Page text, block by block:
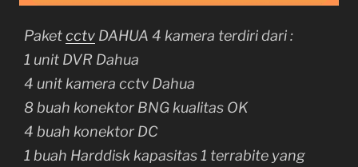
Paketcctv DAHUA 4 kamera terdiri dari :
1 unit DVR Dahua
4 unit kamera cctv Dahua
8 buah konektor BNG kualitas OK
4 buah konektor DC
1 buah Harddisk kapasitas 1 terrabite yang